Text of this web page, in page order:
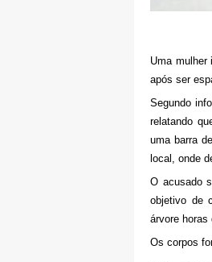
Uma mulher
após ser
Segundo
relatando
uma barra
local, onde
O acusado
objetivo de
árvore horas
Os corpos